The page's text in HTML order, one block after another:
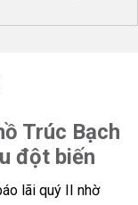
Trúc Bạch
đột biến